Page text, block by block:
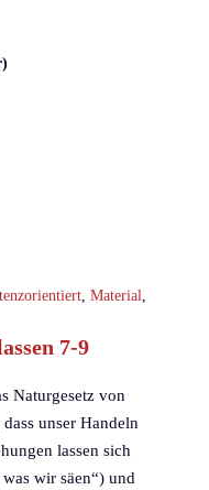
Material
7-9
Naturgesetz von
unser Handeln
lassen sich
wir säen“) und